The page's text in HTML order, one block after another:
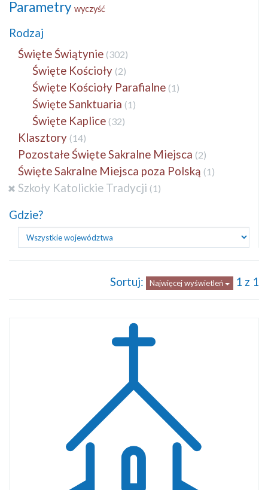
Parametry wyczyść
Rodzaj
Święte Świątynie (302)
Święte Kościoły (2)
Święte Kościoły Parafialne (1)
Święte Sanktuaria (1)
Święte Kaplice (32)
Klasztory (14)
Pozostałe Święte Sakralne Miejsca (2)
Święte Sakralne Miejsca poza Polską (1)
Szkoły Katolickie Tradycji (1)
Gdzie?
Sortuj: Najwięcej wyświetleń 1 z 1